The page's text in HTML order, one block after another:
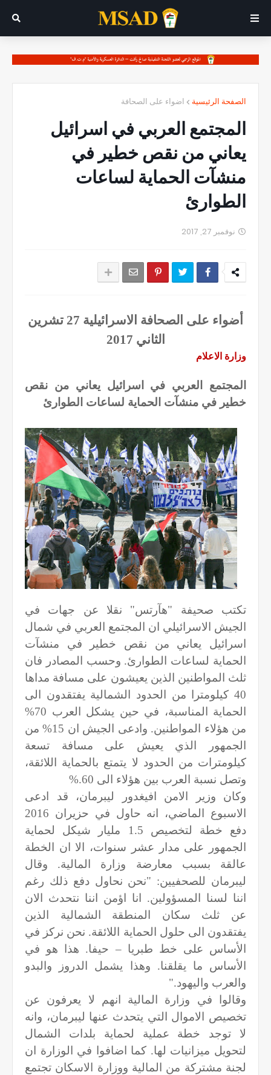
الصفحة الرئيسية اضواء على الصحافة
المجتمع العربي في اسرائيل
يعاني من نقص خطير في
منشآت الحماية لساعات
الطوارئ
نوفمبر 27, 2017
أضواء على الصحافة الاسرائيلية 27 تشرين
الثاني 2017
وزارة الاعلام
المجتمع العربي في اسرائيل يعاني من نقص
خطير في منشآت الحماية لساعات الطوارئ
تكتب صحيفة "هآرتس" نقلا عن جهات في
الجيش الاسرائيلي ان المجتمع العربي في شمال
اسرائيل يعاني من نقص خطير في منشآت
الحماية لساعات الطوارئ. وحسب المصادر فان
ثلث المواطنين الذين يعيشون على مسافة مداها
40 كيلومترا من الحدود الشمالية يفتقدون الى
الحماية المناسبة، في حين يشكل العرب 70%
من هؤلاء المواطنين. وادعى الجيش ان 15% من
الجمهور الذي يعيش على مسافة تسعة
كيلومترات من الحدود لا يتمتع بالحماية اللائقة،
وتصل نسبة العرب بين هؤلاء الى 60
%.
وكان وزير الامن افيغدور ليبرمان، قد ادعى
الاسبوع الماضي، انه حاول في حزيران 2016
دفع خطة لتخصيص 1.5 مليار شيكل لحماية
الجمهور على مدار عشر سنوات، الا ان الخطة
عالقة بسبب معارضة وزارة المالية. وقال
ليبرمان للصحفيين: "نحن نحاول دفع ذلك رغم
اننا لسنا المسؤولين. انا اؤمن اننا نتحدث الان
عن ثلث سكان المنطقة الشمالية الذين
يفتقدون الى حلول الحماية اللائقة. نحن نركز في
الأساس على خط طبريا – حيفا. هذا هو في
الأساس ما يقلقنا. وهذا يشمل الدروز والبدو
والعرب واليهود".
وقالوا في وزارة المالية انهم لا يعرفون عن
تخصيص الاموال التي يتحدث عنها ليبرمان، وانه
لا توجد خطة عملية لحماية بلدات الشمال
لتحويل ميزانيات لها. كما اضافوا في الوزارة ان
لجنة مشتركة من المالية ووزارة الاسكان تجتمع